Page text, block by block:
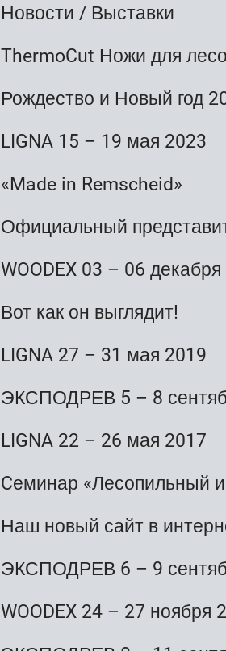
Новости / Выставки
ThermoCut Ножи для
Рождество и Новый год
LIGNA 15 – 19 мая 2023
«Made in Remscheid»
Официальный
WOODEX 03 – 06
Вот как он выглядит!
LIGNA 27 – 31 мая 2019
ЭКСПОДРЕВ 5 – 8
LIGNA 22 – 26 мая 2017
Cеминар «Лесопильный
Наш новый сайт в
ЭКСПОДРЕВ 6 – 9
WOODEX 24 – 27 ноября